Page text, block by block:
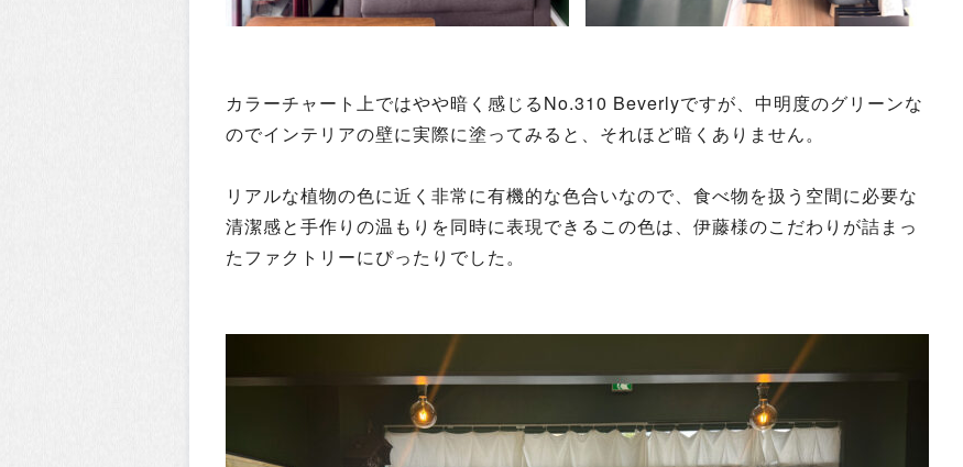
カラーチャート上ではやや暗く感じるNo.310 Beverlyですが、中明度のグリーンな
のでインテリアの壁に実際に塗ってみると、それほど暗くありません。
リアルな植物の色に近く非常に有機的な色合いなので、食べ物を扱う空間に必要な
清潔感と手作りの温もりを同時に表現できるこの色は、伊藤様のこだわりが詰まっ
たファクトリーにぴったりでした。